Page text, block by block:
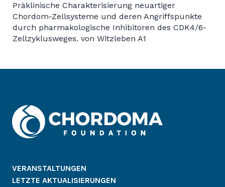
Präklinische Charakterisierung neuartiger
Chordom-Zellsysteme und deren Angriffspunkte
durch pharmakologische Inhibitoren des CDK4/6-
Zellzyklusweges. von Witzleben A1
VERANSTALTUNGEN
LETZTE AKTUALISIERUNGEN